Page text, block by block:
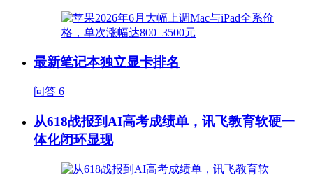
最新笔记本独立显卡排名
问答 6
从618战报到AI高考成绩单，讯飞教育软硬一
体化闭环显现